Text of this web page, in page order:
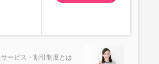
ービス・割引制度とは